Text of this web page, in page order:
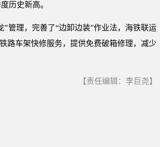
历史新高。
管理，完善了“边卸边装”作业法，海铁联运
路车架快修服务，提供免费破箱修理，减少
【责任编辑：李巨尧】